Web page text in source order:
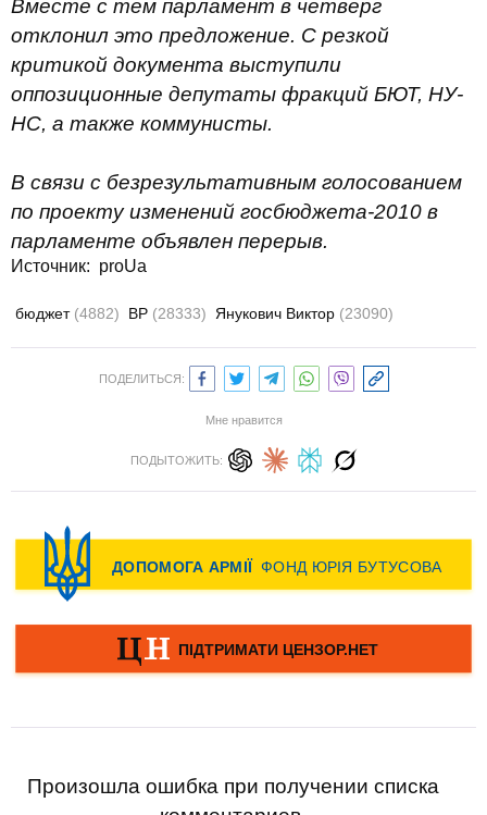
Вместе с тем парламент в четверг
отклонил это предложение. С резкой
критикой документа выступили
оппозиционные депутаты фракций БЮТ, НУ-
НС, а также коммунисты.
В связи с безрезультативным голосованием
по проекту изменений госбюджета-2010 в
парламенте объявлен перерыв.
Источник: proUa
бюджет (4882) ВР (28333) Янукович Виктор (23090)
ПОДЕЛИТЬСЯ:
Мне нравится
ПОДЫТОЖИТЬ:
Произошла ошибка при получении списка